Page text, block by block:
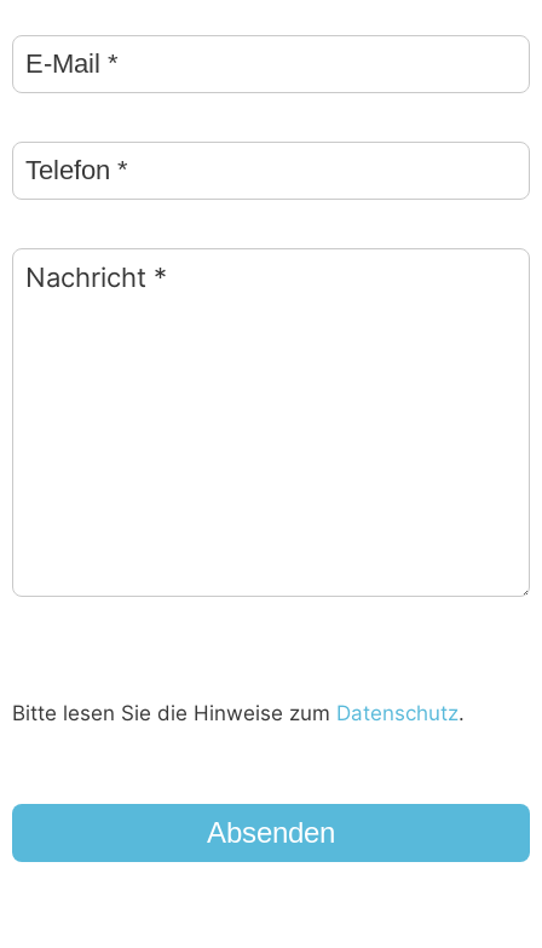
E-
MailStern
(*)
Telefon
(*)
Nachricht
(*)
Bitte lesen Sie die Hinweise zum Datenschutz.